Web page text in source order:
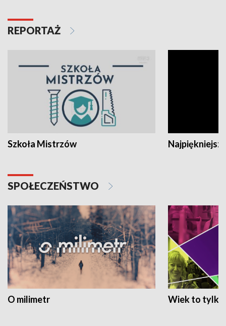
REPORTAŻ
Szkoła Mistrzów
SPOŁECZEŃSTWO
O milimetr Wiek to tylko